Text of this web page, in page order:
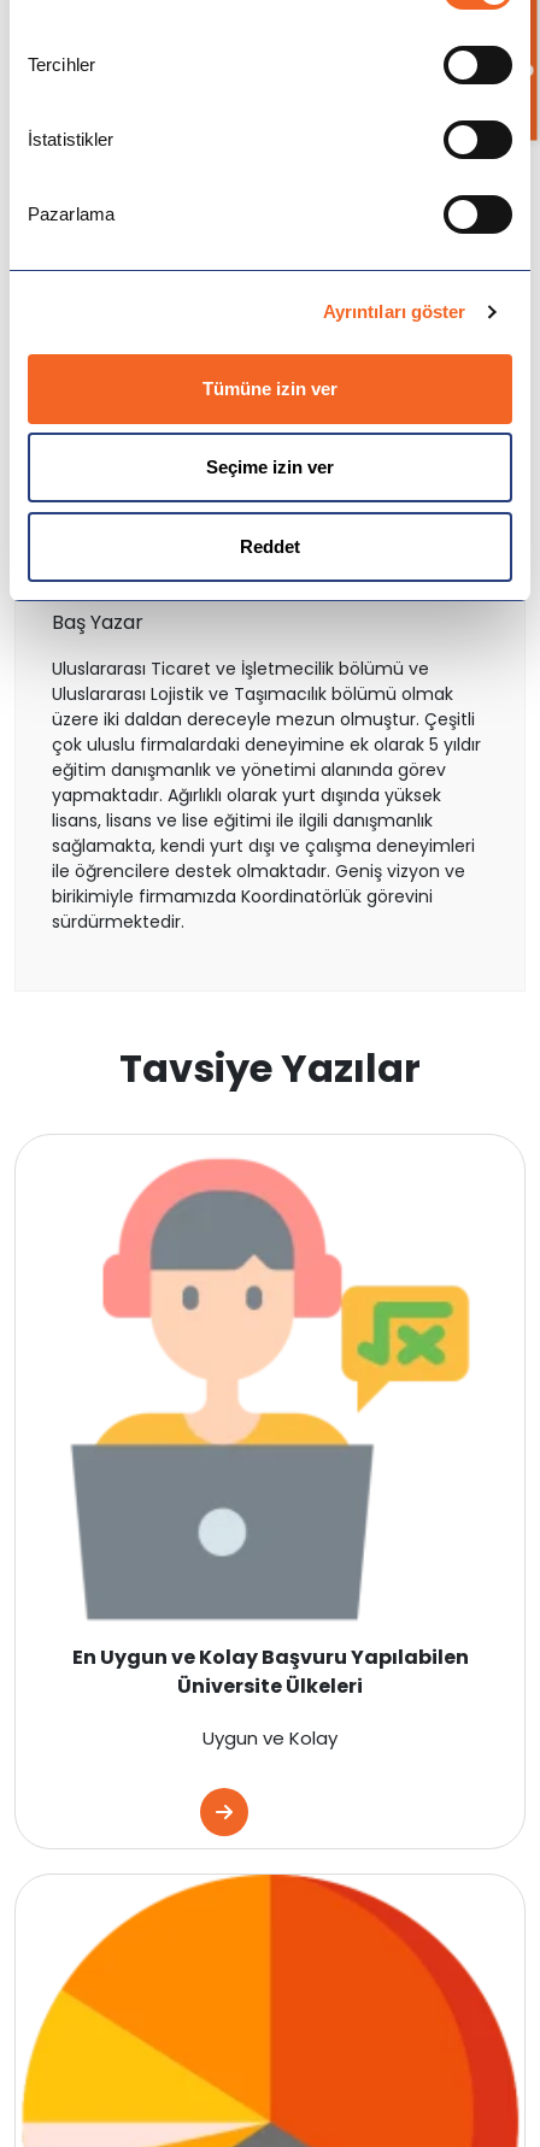
Tercihler
İstatistikler
Pazarlama
Ayrıntıları göster
Tümüne izin ver
Seçime izin ver
Reddet
Çin
İspanya
İtalya
İrlanda
İsviçre
Polonya
Fransa
Litvanya
Estonya
Danimarka
Avustralya
Hollanda
İngiltere
İrlanda
İspanya
Almanya
Çin
Didem Atıcıer
Baş Yazar
Uluslararası Ticaret ve İşletmecilik bölümü ve
Uluslararası Lojistik ve Taşımacılık bölümü olmak
üzere iki daldan dereceyle mezun olmuştur. Çeşitli
çok uluslu firmalardaki deneyimine ek olarak 5 yıldır
eğitim danışmanlık ve yönetimi alanında görev
yapmaktadır. Ağırlıklı olarak yurt dışında yüksek
lisans, lisans ve lise eğitimi ile ilgili danışmanlık
sağlamakta, kendi yurt dışı ve çalışma deneyimleri
ile öğrencilere destek olmaktadır. Geniş vizyon ve
birikimiyle firmamızda Koordinatörlük görevini
sürdürmektedir.
Tavsiye Yazılar
En Uygun ve Kolay Başvuru Yapılabilen
Üniversite Ülkeleri
Uygun ve Kolay
Bilgi İste